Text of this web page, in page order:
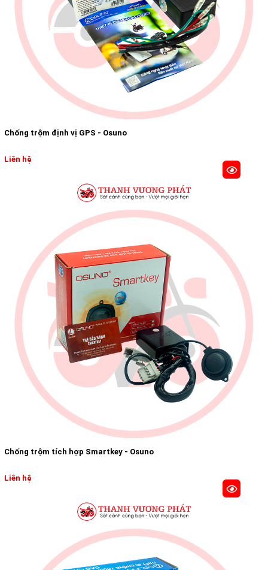
Chống trộm định vị GPS - Osuno
Liên hệ
Chống trộm tích hợp Smartkey - Osuno
Liên hệ